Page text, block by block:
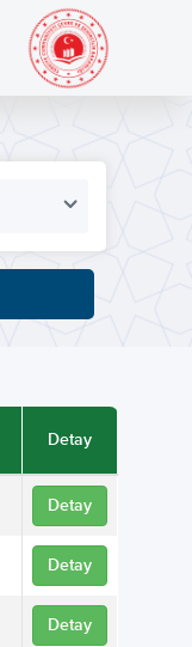
Detay
Detay
Detay
Detay